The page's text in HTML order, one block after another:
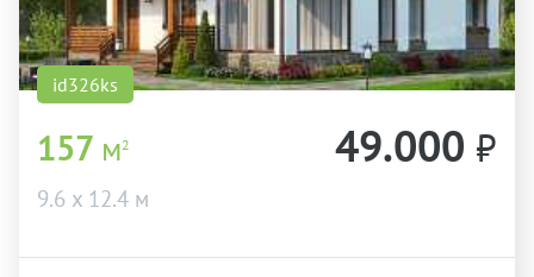
id326ks
157 м2
9.6 х 12.4 м
49.000 ₽